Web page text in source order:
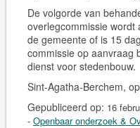
De volgorde van
overlegcommissie wordt
de gemeente of is 15
commissie op aanvraag
dienst voor stedenbouw.
Sint-Agatha-Berchem,
Gepubliceerd op: 16
- Openbaar onderzoek &